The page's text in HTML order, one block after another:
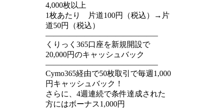
4,000枚以上
1枚あたり 片道100円（税込）→片
道50円（税込）
——————————————–
くりっく365口座を新規開設で
20,000円のキャッシュバック
——————————————–
Cymo365経由で50枚取引で毎週1,000
円キャッシュバック！
さらに、4週連続で条件達成された
方にはボーナス1,000円